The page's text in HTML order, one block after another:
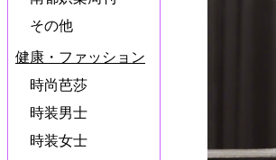
その他
健康・ファッション
時尚芭莎
時装男士
時装女士